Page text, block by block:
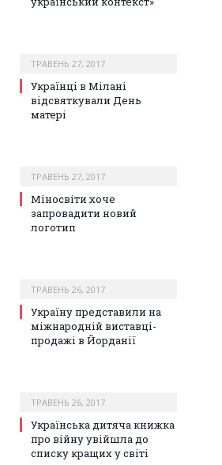
ТРАВЕНЬ 27, 2017
Українці в Мілані
відсвяткували День
матері
ТРАВЕНЬ 27, 2017
Міносвіти хоче
запровадити новий
логотип
ТРАВЕНЬ 26, 2017
Україну представили на
міжнародній виставці-
продажі в Йорданії
ТРАВЕНЬ 26, 2017
Українська дитяча книжка
про війну увійшла до
списку кращих у світі